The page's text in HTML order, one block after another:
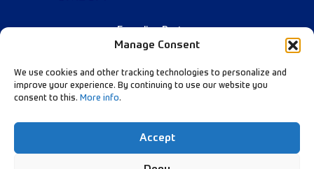
Manage Consent
We use cookies and other tracking technologies to personalize and
improve your experience. By continuing to use our website you
consent to this. More info.
Accept
Follow Our Channels:
Data Privacy